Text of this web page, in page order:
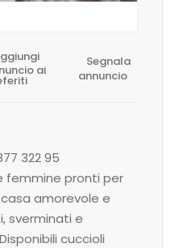
ai
Segnala
annuncio
322 95
femmine pronti per
amorevole e
sverminati e
cuccioli